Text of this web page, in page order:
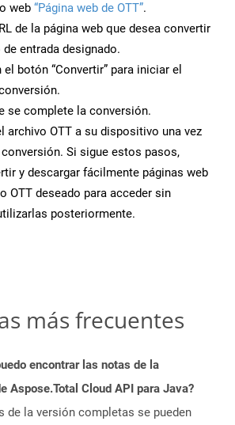
web “Página web de OTT”.
de la página web que desea convertir
entrada designado.
botón “Convertir” para iniciar el
se complete la conversión.
archivo OTT a su dispositivo una vez
Si sigue estos pasos,
y descargar fácilmente páginas web
OTT deseado para acceder sin
posteriormente.
más frecuentes
encontrar las notas de la
Aspose.Total Cloud API para Java?
de la versión completas se pueden